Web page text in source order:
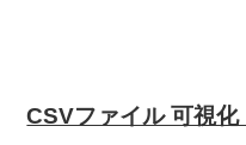
CSVファイル 可視化